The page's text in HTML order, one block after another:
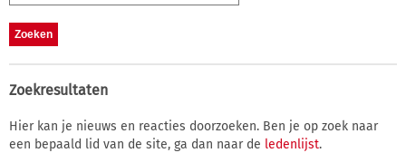
Zoekresultaten
Hier kan je nieuws en reacties doorzoeken. Ben je op zoek naar
een bepaald lid van de site, ga dan naar de ledenlijst.